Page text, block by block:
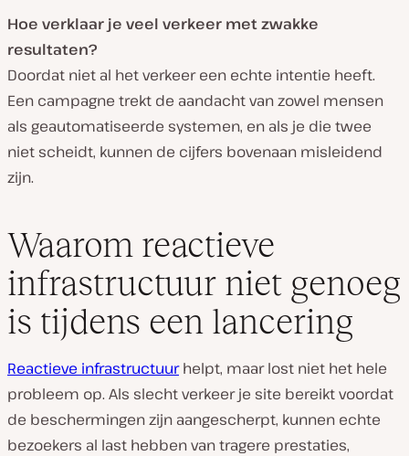
Hoe verklaar je veel verkeer met zwakke
resultaten?
Doordat niet al het verkeer een echte intentie heeft.
Een campagne trekt de aandacht van zowel mensen
als geautomatiseerde systemen, en als je die twee
niet scheidt, kunnen de cijfers bovenaan misleidend
zijn.
Waarom reactieve
infrastructuur niet genoeg
is tijdens een lancering
Reactieve infrastructuurhelpt, maar lost niet het hele
probleem op. Als slecht verkeer je site bereikt voordat
de beschermingen zijn aangescherpt, kunnen echte
bezoekers al last hebben van tragere prestaties,